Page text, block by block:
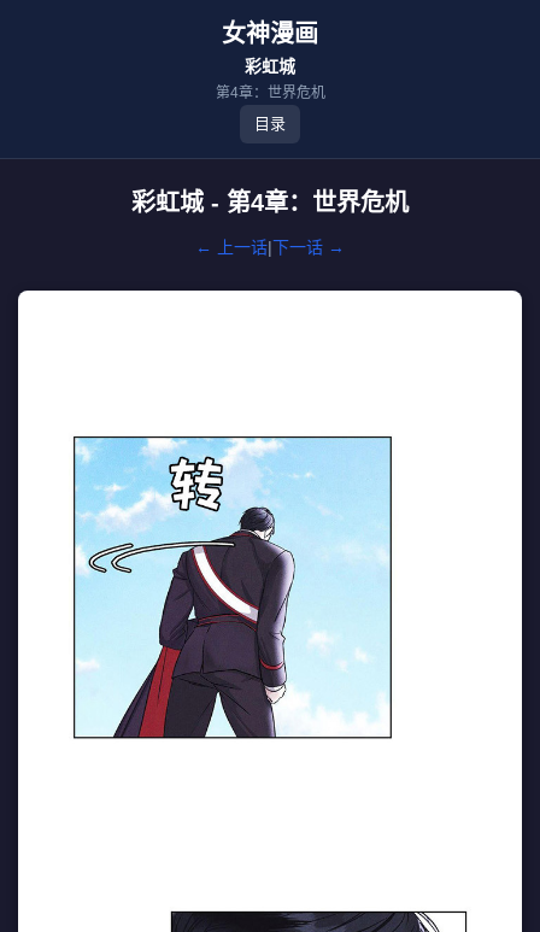
女神漫画
彩虹城
第4章：世界危机
目录
彩虹城 - 第4章：世界危机
← 上一话|下一话 →